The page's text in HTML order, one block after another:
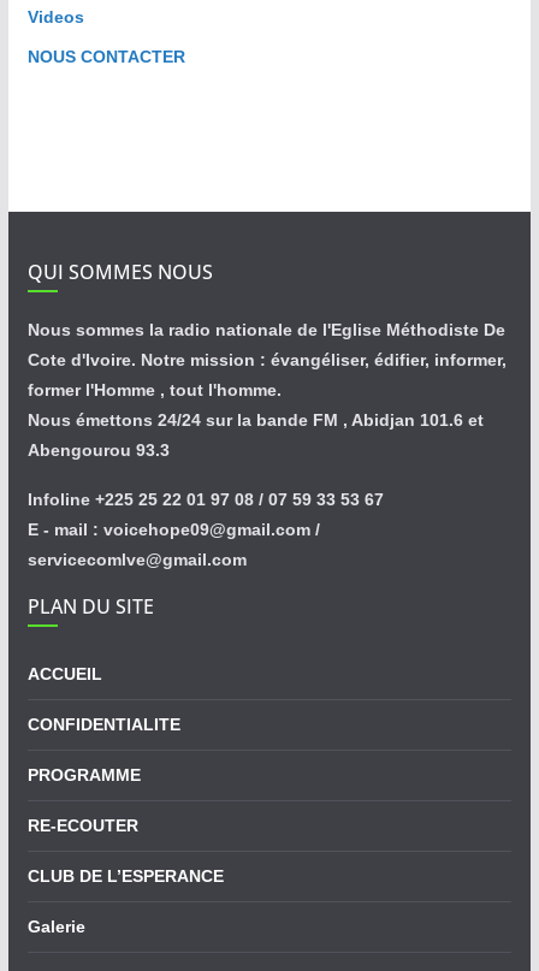
Videos
NOUS CONTACTER
QUI SOMMES NOUS
Nous sommes la radio nationale de l'Eglise Méthodiste De
Cote d'Ivoire. Notre mission : évangéliser, édifier, informer,
former l'Homme , tout l'homme.
Nous émettons 24/24 sur la bande FM , Abidjan 101.6 et
Abengourou 93.3
Infoline +225 25 22 01 97 08 / 07 59 33 53 67
E - mail : voicehope09@gmail.com /
servicecomlve@gmail.com
PLAN DU SITE
ACCUEIL
CONFIDENTIALITE
PROGRAMME
RE-ECOUTER
CLUB DE L’ESPERANCE
Galerie